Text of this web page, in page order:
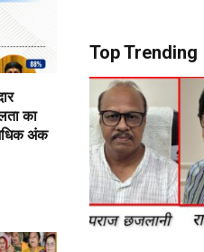
का
अंक
Top Trending